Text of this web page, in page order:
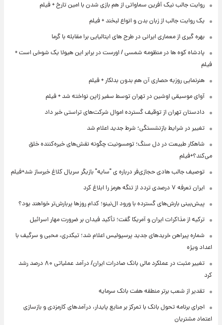
روایت جالب نیک آفرین سماواتی از هم بازی شدن با امین تارخ + فیلم
یک روایت جالب از زبان بدن و انواع لبخند + فیلم
بهره گیری از معماری ایرانی در طرح های ایتالیایی برا مقابله با گرما
پادشاه کوه ها در منظومه شمسی / اورست در برابر این هیولا یک شوخی است +
فیلم
هنرنمایی روزبه حصاری آن هم بدون بدلکار + فیلم
آوای موسیقی اوشین در تهران توسط سفیر ژاپن نواخته شد + فیلم
دادستان تهران از توقیف گسترده اموال شرکت‌های تراستی خبر داد
تغییر در شرایط بازنشستگی؛ شرط جدید اعلام شد
شاهکار طبیعت در دل سنگ؛ تومسونیت چگونه نقش‌های خیره‌کننده خلق
می‌کند؟+فیلم
توصیف جالب هادی حجازی‌فر درباره ی "سایه" بازیگر سریال کلاغ خبرساز شد+فیلم
ایران تعرفه ۷ درصدی تردد از تنگه هرمز را ابلاغ کرد
پیش‌بینی بارش‌های گسترده با ورود ال‌نینو؛ کدام روزها پربارش‌تر خواهند بود؟
ترکیه از مذاکرات ایران و آمریکا گفت؛ تأکید فیدان بر ضرورت مهار اسرائیل
شماره پیراهن خریدهای جدید پرسپولیس اعلام شد؛ تیکدری، محبی و سرگیف با
اعداد ویژه
تغییر مثبت در عملکرد مالی بانک صادرات ایران/ درآمد عملیاتی ۸۰ درصد رشد
کرد
تقدیر از شعب برتر منطقه هفت بانک سرمایه
اجرای برنامه تحول بانک با تمرکز بر منابع پایدار، درآمدهای کارمزدی و بازسازی
اعتماد مشتریان